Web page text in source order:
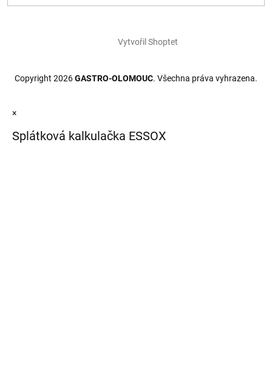
Vytvořil Shoptet
Copyright 2026GASTRO-OLOMOUC. Všechna práva vyhrazena.
×
Splátková kalkulačka ESSOX